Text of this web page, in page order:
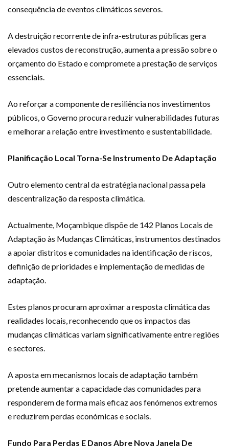
consequência de eventos climáticos severos.
A destruição recorrente de infra-estruturas públicas gera
elevados custos de reconstrução, aumenta a pressão sobre o
orçamento do Estado e compromete a prestação de serviços
essenciais.
Ao reforçar a componente de resiliência nos investimentos
públicos, o Governo procura reduzir vulnerabilidades futuras
e melhorar a relação entre investimento e sustentabilidade.
Planificação Local Torna-Se Instrumento De Adaptação
Outro elemento central da estratégia nacional passa pela
descentralização da resposta climática.
Actualmente, Moçambique dispõe de 142 Planos Locais de
Adaptação às Mudanças Climáticas, instrumentos destinados
a apoiar distritos e comunidades na identificação de riscos,
definição de prioridades e implementação de medidas de
adaptação.
Estes planos procuram aproximar a resposta climática das
realidades locais, reconhecendo que os impactos das
mudanças climáticas variam significativamente entre regiões
e sectores.
A aposta em mecanismos locais de adaptação também
pretende aumentar a capacidade das comunidades para
responderem de forma mais eficaz aos fenómenos extremos
e reduzirem perdas económicas e sociais.
Fundo Para Perdas E Danos Abre Nova Janela De